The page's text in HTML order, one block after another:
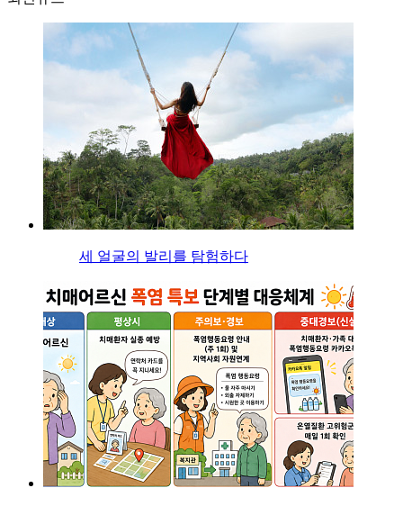
세 얼굴의 발리를 탐험하다